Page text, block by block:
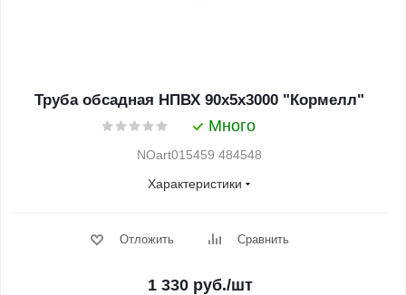
Труба обсадная НПВХ 90х5х3000 "Кормелл"
Много
NOart015459 484548
Характеристики
Отложить Сравнить
1 330руб./шт